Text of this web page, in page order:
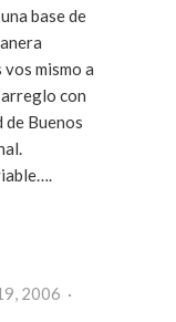
base de
mismo a
con
de Buenos
Anónimo en diciembre 19, 2006 ·